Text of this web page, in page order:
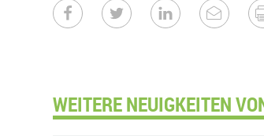
WEITERE NEUIGKEITEN